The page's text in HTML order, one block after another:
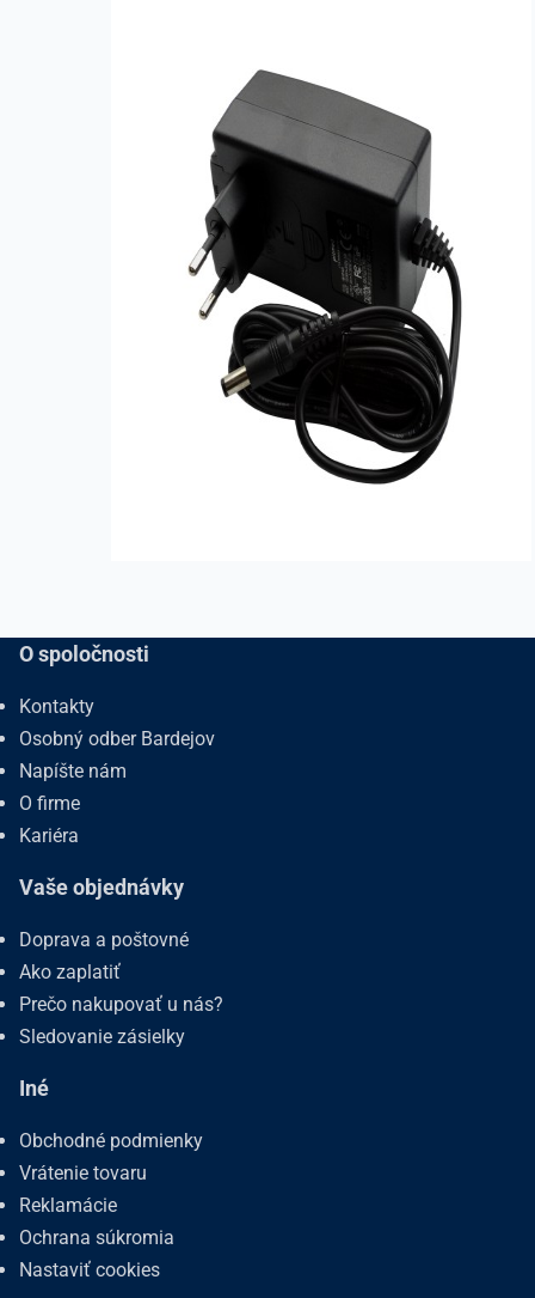
O spoločnosti
Kontakty
Osobný odber Bardejov
Napíšte nám
O firme
Kariéra
Vaše objednávky
Doprava a poštovné
Ako zaplatiť
Prečo nakupovať u nás?
Sledovanie zásielky
Iné
Obchodné podmienky
Vrátenie tovaru
Reklamácie
Ochrana súkromia
Nastaviť cookies